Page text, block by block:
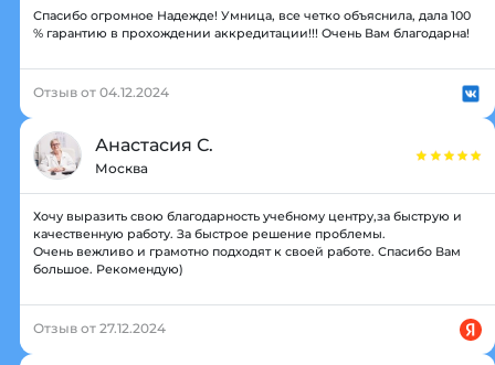
Спасибо огромное Надежде! Умница, все четко объяснила, дала 100
% гарантию в прохождении аккредитации!!! Очень Вам благодарна!
Отзыв от 04.12.2024
Анастасия С.
Москва
Хочу выразить свою благодарность учебному центру,за быструю и
качественную работу. За быстрое решение проблемы.
Очень вежливо и грамотно подходят к своей работе. Спасибо Вам
большое. Рекомендую)
Отзыв от 27.12.2024